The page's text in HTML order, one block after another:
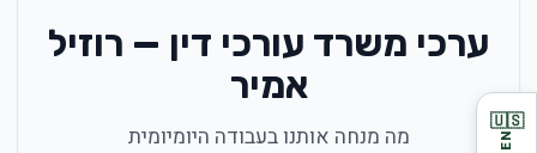
ערכי משרד עורכי דין — רוזיל
אמיר
מה מנחה אותנו בעבודה היומיומית 🇺🇸
EN